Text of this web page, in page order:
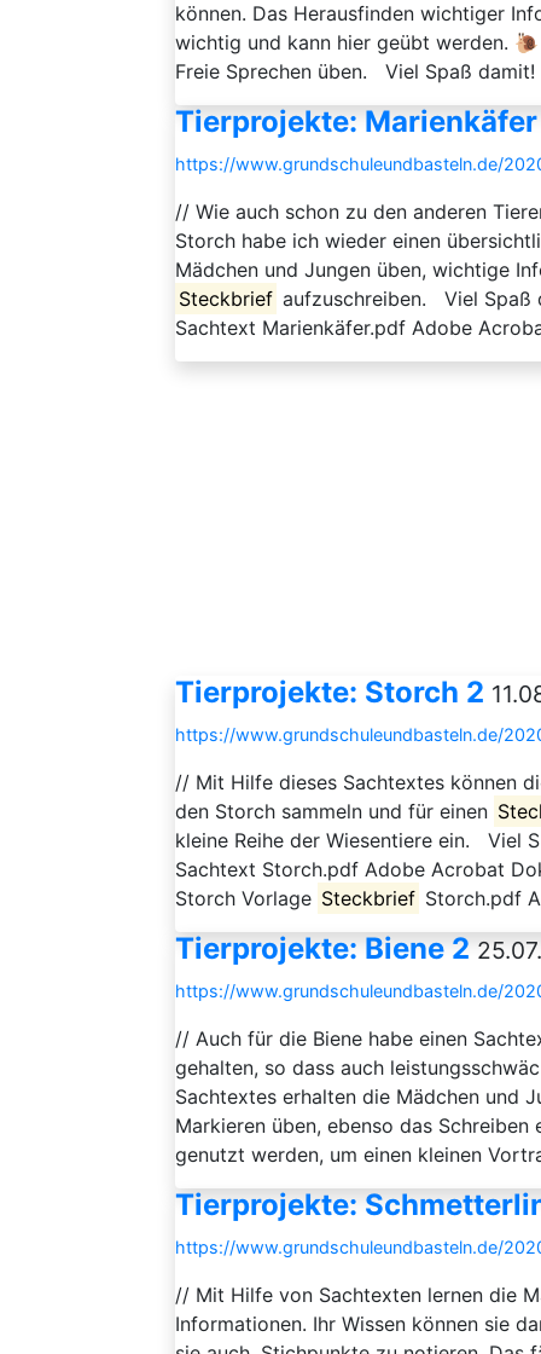
können. Das Herausfinden wichtiger
wichtig und kann hier geübt werden.
Freie Sprechen üben. Viel Spaß damit!
Tierprojekte:
https://www.grundschuleundbasteln.de/
// Wie auch schon zu den anderen
Storch habe ich wieder einen
Mädchen und Jungen üben, wichtige
Steckbrief aufzuschreiben. Viel Spaß
Sachtext Marienkäfer.pdf Adobe
Tierprojekte: Storch 2
https://www.grundschuleundbasteln.de/
// Mit Hilfe dieses Sachtextes können
den Storch sammeln und für einen
kleine Reihe der Wiesentiere ein. Viel
Sachtext Storch.pdf Adobe Acrobat
Storch Vorlage Steckbrief Storch.pdf
Tierprojekte: Biene 2
https://www.grundschuleundbasteln.de/
// Auch für die Biene habe einen
gehalten, so dass auch
Sachtextes erhalten die Mädchen und
Markieren üben, ebenso das Schreiben
genutzt werden, um einen kleinen
Tierprojekte:
https://www.grundschuleundbasteln.de/
// Mit Hilfe von Sachtexten lernen die
Informationen. Ihr Wissen können sie